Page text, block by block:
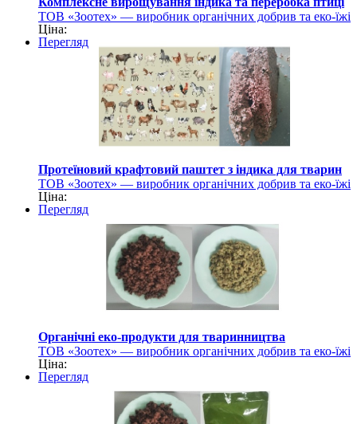
ТОВ «Зоотех» — виробник органічних добрив та еко-їжі
для тварин
Ціна:
Перегляд
Протеїновий крафтовий паштет з індика для тварин
ТОВ «Зоотех» — виробник органічних добрив та еко-їжі
для тварин
Ціна:
Перегляд
Органічні еко-продукти для тваринництва
ТОВ «Зоотех» — виробник органічних добрив та еко-їжі
для тварин
Ціна:
Перегляд